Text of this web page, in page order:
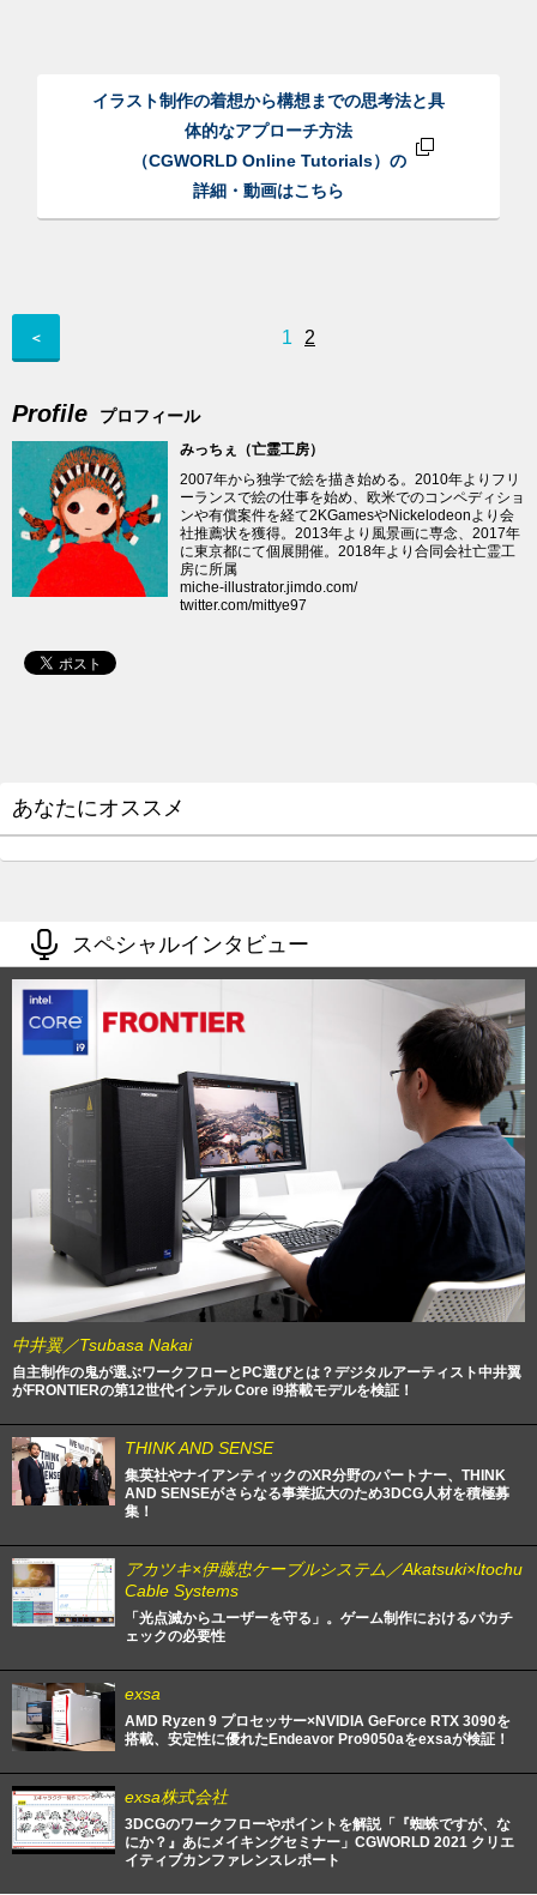
イラスト制作の着想から構想までの思考法と具
体的なアプローチ方法
（CGWORLD Online Tutorials）の
詳細・動画はこちら
＜ 1 2
Profile プロフィール
みっちぇ（亡霊工房）
2007年から独学で絵を描き始める。2010年よりフリ
ーランスで絵の仕事を始め、欧米でのコンペディショ
ンや有償案件を経て2KGamesやNickelodeonより会
社推薦状を獲得。2013年より風景画に専念、2017年
に東京都にて個展開催。2018年より 合同会社亡霊工
房に所属
miche-illustrator.jimdo.com/
twitter.com/mittye97
あなたにオススメ
スペシャルインタビュー
中井翼／Tsubasa Nakai
自主制作の鬼が選ぶワークフローとPC選びとは？デジタルアーティスト中井翼
がFRONTIERの第12世代インテル Core i9搭載モデルを検証！
THINK AND SENSE
集英社やナイアンティックのXR分野のパートナー、THINK
AND SENSEがさらなる事業拡大のため3DCG人材を積極募
集！
アカツキ×伊藤忠ケーブルシステム／Akatsuki×Itochu
Cable Systems
「光点滅からユーザーを守る」。ゲーム制作におけるパカチ
ェックの必要性
exsa
AMD Ryzen 9 プロセッサー×NVIDIA GeForce RTX 3090を
搭載、安定性に優れたEndeavor Pro9050aをexsaが検証！
exsa株式会社
3DCGのワークフローやポイントを解説「『蜘蛛ですが、な
にか？』あにメイキングセミナー」CGWORLD 2021 クリエ
イティブカンファレンスレポート